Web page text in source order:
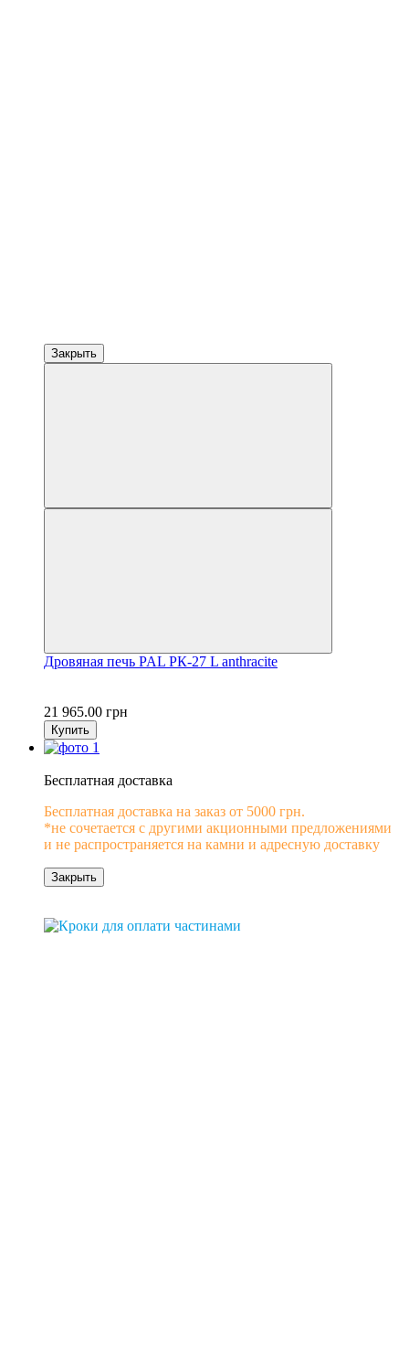
Закрыть
Дровяная печь PAL PК-27 L anthracite
21 965.00 грн
Купить
Бесплатная доставка
Бесплатная доставка на заказ от 5000 грн.
*не сочетается с другими акционными предложениями
и не распространяется на камни и адресную доставку
Закрыть